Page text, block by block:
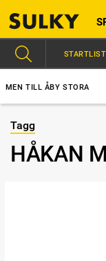
TILL ÅBY STORA
Tagg
HÅKAN